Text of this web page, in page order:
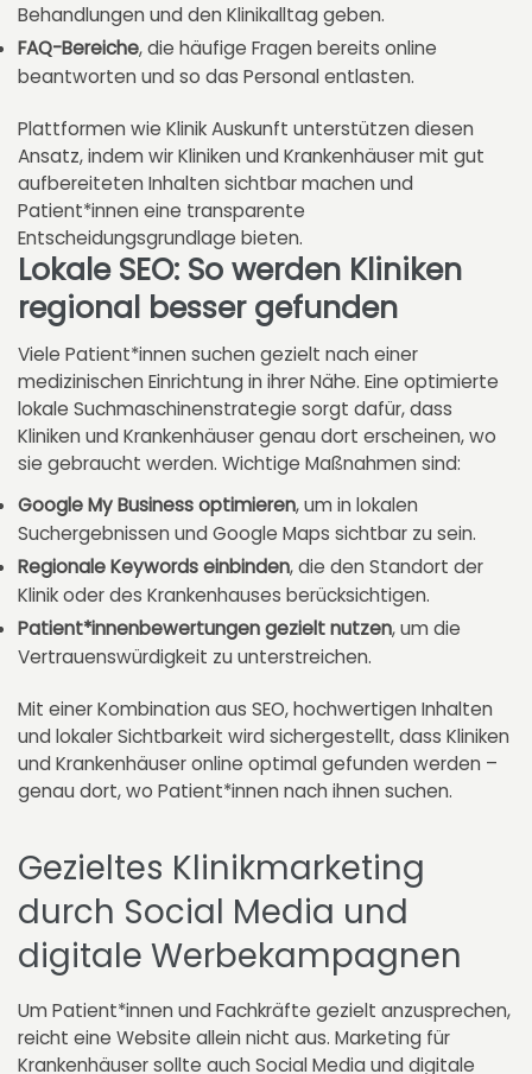
Behandlungen und den Klinikalltag geben.
FAQ-Bereiche, die häufige Fragen bereits online
beantworten und so das Personal entlasten.
Plattformen wie Klinik Auskunft unterstützen diesen
Ansatz, indem wir Kliniken und Krankenhäuser mit gut
aufbereiteten Inhalten sichtbar machen und
Patient*innen eine transparente
Entscheidungsgrundlage bieten.
Lokale SEO: So werden Kliniken
regional besser gefunden
Viele Patient*innen suchen gezielt nach einer
medizinischen Einrichtung in ihrer Nähe. Eine optimierte
lokale Suchmaschinenstrategie sorgt dafür, dass
Kliniken und Krankenhäuser genau dort erscheinen, wo
sie gebraucht werden. Wichtige Maßnahmen sind:
Google My Business optimieren, um in lokalen
Suchergebnissen und Google Maps sichtbar zu sein.
Regionale Keywords einbinden, die den Standort der
Klinik oder des Krankenhauses berücksichtigen.
Patient*innenbewertungen gezielt nutzen, um die
Vertrauenswürdigkeit zu unterstreichen.
Mit einer Kombination aus SEO, hochwertigen Inhalten
und lokaler Sichtbarkeit wird sichergestellt, dass Kliniken
und Krankenhäuser online optimal gefunden werden –
genau dort, wo Patient*innen nach ihnen suchen.
Gezieltes Klinikmarketing
durch Social Media und
digitale Werbekampagnen
Um Patient*innen und Fachkräfte gezielt anzusprechen,
reicht eine Website allein nicht aus. Marketing für
Krankenhäuser sollte auch Social Media und digitale